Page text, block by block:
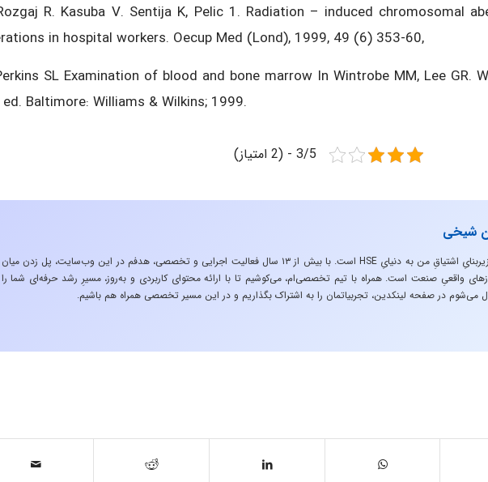
R. Kasuba V. Sentija K, Pelic 1. Radiation – induced chromosomal
in hospital workers. Oecup Med (Lond), 1999, 49 (6) 353-60,
SL Examination of blood and bone marrow In Wintrobe MM, Lee GR.
ed. Baltimore: Williams & Wilkins; 1999.
3/5 - (2 امتیاز)
شیخی
«تجربه در صنعت»، زیربنایِ اشتیاقِ من به دنیایِ HSE است. با بیش از ۱۳ سال فعالیت اجرایی و تخصصی، هدفم در این وب‌سایت، پل زدن میان
واقعیِ صنعت است. همراه با تیم تخصصی‌ام، می‌کوشیم تا با ارائه محتوای کاربردی و به‌روز، مسیرِ رشد حرفه‌ای شما را
می‌شوم در صفحه لینکدین، تجربیاتمان را به اشتراک بگذاریم و در این مسیر تخصصی همراه هم باشیم.